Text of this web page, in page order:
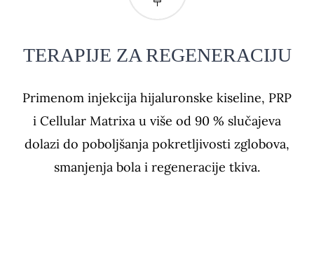
TERAPIJE ZA REGENERACIJU
Primenom injekcija hijaluronske kiseline, PRP
i Cellular Matrixa u više od 90 % slučajeva
dolazi do poboljšanja pokretljivosti zglobova,
smanjenja bola i regeneracije tkiva.